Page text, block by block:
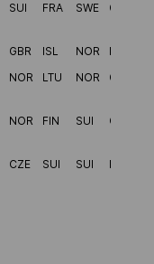
SUI FRA SWE GER
GBR ISL NOR
RUS
NOR LTU NOR GBR
NOR FIN SUI CZE
CZE SUI SUI ITA